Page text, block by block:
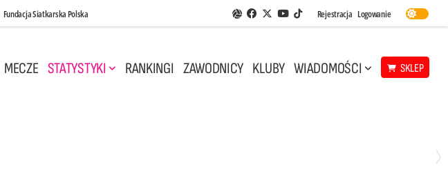
Fundacja Siatkarska Polska Aplikacja Siatkarskie Ligi
Facebook
Twitter
Youtube
TikTok
Rejestracja Logowanie
MECZE STATYSTYKI RANKINGI ZAWODNICY KLUBY WIADOMOŚCI SKLEP